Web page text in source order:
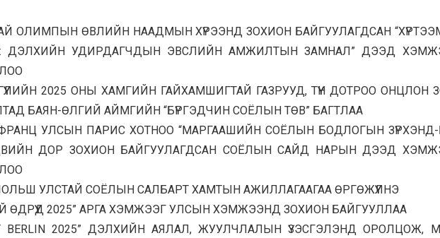
ОЛИМПЫН ӨВЛИЙН НААДМЫН ХҮРЭЭНД ЗОХИОН БАЙГУУЛАГДСАН
ДЭЛХИЙН УДИРДАГЧДЫН ЭВСЛИЙН АМЖИЛТЫН ЗАМНАЛ” ДЭЭД
2025 ОНЫ ХАМГИЙН ГАЙХАМШИГТАЙ ГАЗРУУД, ТҮҮН ДОТРОО ОНЦЛОН
БАЯН-ӨЛГИЙ АЙМГИЙН “БҮРГЭДЧИН СОЁЛЫН ТӨВ” БАГТЛАА
УЛСЫН ПАРИС ХОТНОО “МАРГААШИЙН СОЁЛЫН БОДЛОГЫН ЗҮРХЭНД-
ДОР ЗОХИОН БАЙГУУЛАГДСАН СОЁЛЫН САЙД НАРЫН ДЭЭД
УЛСТАЙ СОЁЛЫН САЛБАРТ ХАМТЫН АЖИЛЛАГААГАА ӨРГӨЖҮҮЛНЭ
ӨДРҮҮД 2025” АРГА ХЭМЖЭЭГ УЛСЫН ХЭМЖЭЭНД ЗОХИОН БАЙГУУЛЛАА
BERLIN 2025” ДЭЛХИЙН АЯЛАЛ, ЖУУЛЧЛАЛЫН ҮЗЭСГЭЛЭНД ОРОЛЦОЖ,